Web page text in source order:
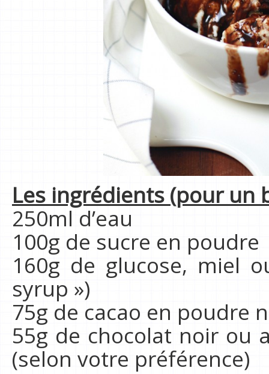
Les ingrédients (pour un
250ml d’eau
100g de sucre en poudre
160g de glucose, miel
syrup »)
75g de cacao en poudre
55g de chocolat noir ou
(selon votre préférence)